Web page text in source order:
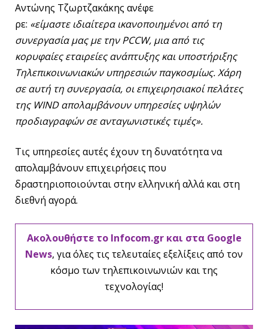
Αντώνης Τζωρτζακάκης ανέφε
ρε: «είμαστε ιδιαίτερα ικανοποιημένοι από τη
συνεργασία μας με τηνPCCW, μια από τις
κορυφαίες εταιρείες ανάπτυξης και υποστήριξης
Τηλεπικοινωνιακών υπηρεσιών παγκοσμίως. Χάρη
σε αυτή τη συνεργασία, οι επιχειρησιακοί πελάτες
της WINDαπολαμβάνουν υπηρεσίες υψηλών
προδιαγραφών σε ανταγωνιστικές τιμές».
Τις υπηρεσίες αυτές έχουν τη δυνατότητα να
απολαμβάνουν επιχειρήσεις που
δραστηριοποιούνται στην ελληνική αλλά και στη
διεθνή αγορά.
Ακολουθήστε το Infocom.gr και στα Google
News, για όλες τις τελευταίες εξελίξεις από τον
κόσμο των τηλεπικοινωνιών και της
τεχνολογίας!